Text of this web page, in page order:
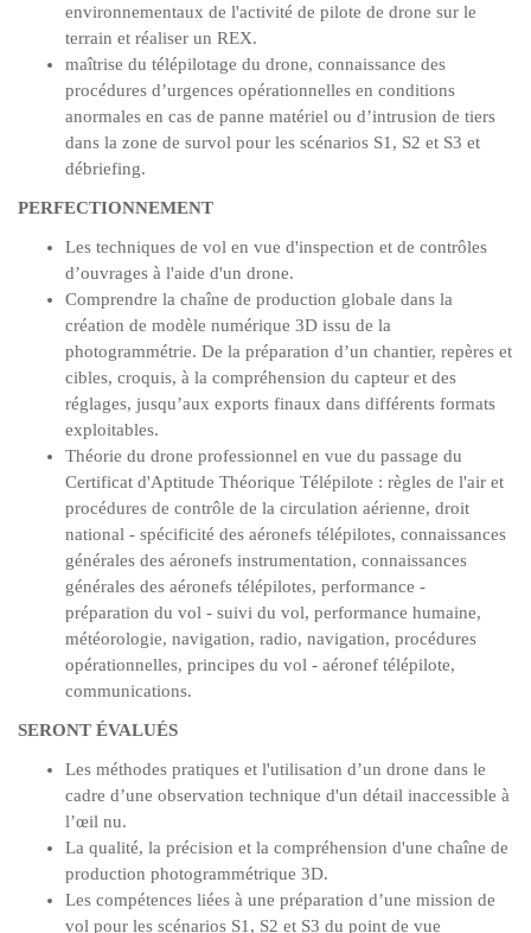
environnementaux de l'activité de pilote de drone sur le
terrain et réaliser un REX.
maîtrise du télépilotage du drone, connaissance des
procédures d’urgences opérationnelles en conditions
anormales en cas de panne matériel ou d’intrusion de tiers
dans la zone de survol pour les scénarios S1, S2 et S3 et
débriefing.
PERFECTIONNEMENT
Les techniques de vol en vue d'inspection et de contrôles
d’ouvrages à l'aide d'un drone.
Comprendre la chaîne de production globale dans la
création de modèle numérique 3D issu de la
photogrammétrie. De la préparation d’un chantier, repères et
cibles, croquis, à la compréhension du capteur et des
réglages, jusqu’aux exports finaux dans différents formats
exploitables.
Théorie du drone professionnel en vue du passage du
Certificat d'Aptitude Théorique Télépilote : règles de l'air et
procédures de contrôle de la circulation aérienne, droit
national - spécificité des aéronefs télépilotes, connaissances
générales des aéronefs instrumentation, connaissances
générales des aéronefs télépilotes, performance -
préparation du vol - suivi du vol, performance humaine,
météorologie, navigation, radio, navigation, procédures
opérationnelles, principes du vol - aéronef télépilote,
communications.
SERONT ÉVALUÉS
Les méthodes pratiques et l'utilisation d’un drone dans le
cadre d’une observation technique d'un détail inaccessible à
l’œil nu.
La qualité, la précision et la compréhension d'une chaîne de
production photogrammétrique 3D.
Les compétences liées à une préparation d’une mission de
vol pour les scénarios S1, S2 et S3 du point de vue